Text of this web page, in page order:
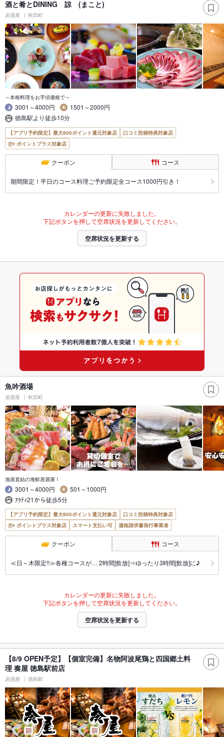
酒と肴とDINING 諒 (まこと)
居酒屋 秋田町
～本格料理をお手頃価格で～
3001～4000円
1501～2000円
徳島駅より徒歩10分
【アプリ予約限定】最大800ポイント還元対象店
口コミ投稿特典対象店
ポイントプラス対象店
クーポン コース
期間限定！平日のコース料理ご予約限定全コース1000円引き！
カレンダーの更新に失敗しました。
下記ボタンを押して空席状況を更新してください。
空席状況を更新する
魚吟酒場
居酒屋 秋田町
漁港直結の海鮮居酒屋！
3001～4000円
501～1000円
ｱｸﾃｨ21から徒歩5分
【アプリ予約限定】最大800ポイント還元対象店
口コミ投稿特典対象店
ポイントプラス対象店
スマート支払い可 適格請求書発行事業者
クーポン コース
≪日～木限定!!≫各種コースが… 2時間[飲放]⇒ゆったり3時間[飲放]に♪
カレンダーの更新に失敗しました。
下記ボタンを押して空席状況を更新してください。
空席状況を更新する
【8/9 OPEN予定】【個室完備】名物阿波尾鶏と四国郷土料
理 奏屋 徳島駅前店
居酒屋 徳島駅